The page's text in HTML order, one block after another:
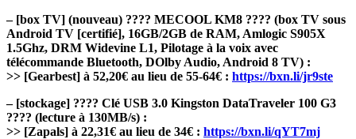
– [box TV] (nouveau) ???? MECOOL KM8 ???? (box TV sous
Android TV [certifié], 16GB/2GB de RAM, Amlogic S905X
1.5Ghz, DRM Widevine L1, Pilotage à la voix avec
télécommande Bluetooth, DOlby Audio, Android 8 TV) :
>> [Gearbest] à 52,20€ au lieu de 55-64€ : https://bxn.li/jr9ste
– [stockage] ???? Clé USB 3.0 Kingston DataTraveler 100 G3
???? (lecture à 130MB/s) :
>> [Zapals] à 22,31€ au lieu de 34€ : https://bxn.li/qYT7mj